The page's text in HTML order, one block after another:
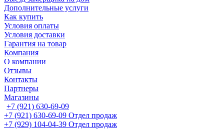
Дополнительные услуги
Как купить
Условия оплаты
Условия доставки
Гарантия на товар
Компания
О компании
Отзывы
Контакты
Партнеры
Магазины
+7 (921) 630-69-09
+7 (921) 630-69-09 Отдел продаж
+7 (929) 104-04-39 Отдел продаж